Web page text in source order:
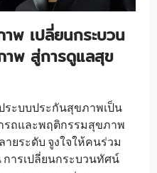
พ เปลี่ยนกระบวน
าพ สู่การดูแลสุข
ระบบประกันสุขภาพเป็น
รถและพฤติกรรมสุขภาพ
ยระดับ จูงใจให้คนร่วม
การเปลี่ยนกระบวนทัศน์